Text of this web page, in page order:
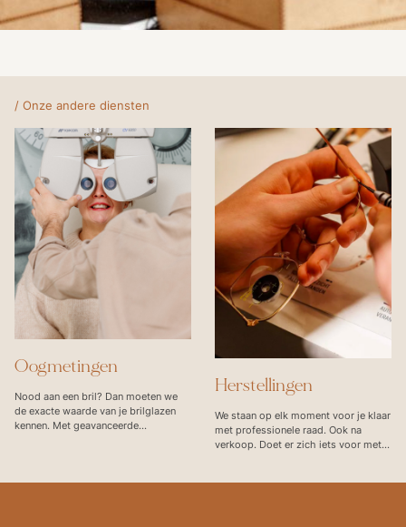
/ Onze andere diensten
Oogmetingen
Nood aan een bril? Dan moeten we
de exacte waarde van je brilglazen
kennen. Met geavanceerde
vermoeide ogen of andere visuele
Herstellingen
We staan op elk moment voor je klaar
met professionele raad. Ook na
verkoop. Doet er zich iets voor met